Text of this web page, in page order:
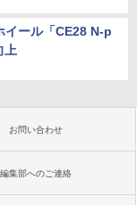
イール「CE28 N-p
上
お問い合わせ
編集部へのご連絡